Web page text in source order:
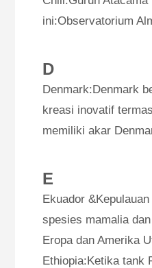
ini:Observatorium
D
Denmark:Denmark
kreasi inovatif
memiliki akar
E
Ekuador
spesies mamalia
Eropa dan Amerika
Ethiopia:Ketika tank